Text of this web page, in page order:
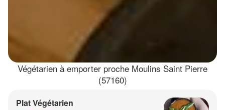
Végétarien à emporter proche Moulins Saint Pierre
(57160)
Plat Végétarien